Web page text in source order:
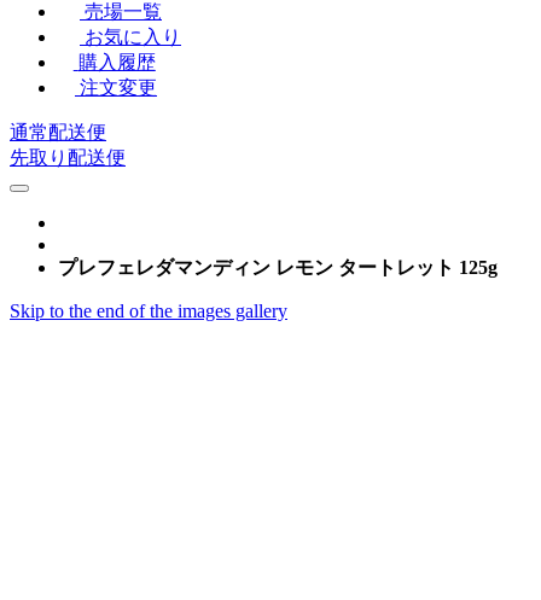
売場一覧
お気に入り
購入履歴
注文変更
通常配送便
先取り配送便
プレフェレダマンディン レモン タートレット 125g
Skip to the end of the images gallery